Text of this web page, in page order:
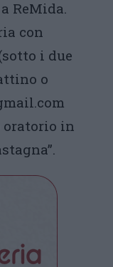
ReMida.
con
i due
o
oratorio in